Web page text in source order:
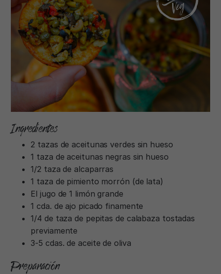
Ingredientes
2 tazas de aceitunas verdes sin hueso
1 taza de aceitunas negras sin hueso
1/2 taza de alcaparras
1 taza de pimiento morrón (de lata)
El jugo de 1 limón grande
1 cda. de ajo picado finamente
1/4 de taza de pepitas de calabaza tostadas
previamente
3-5 cdas. de aceite de oliva
Preparación